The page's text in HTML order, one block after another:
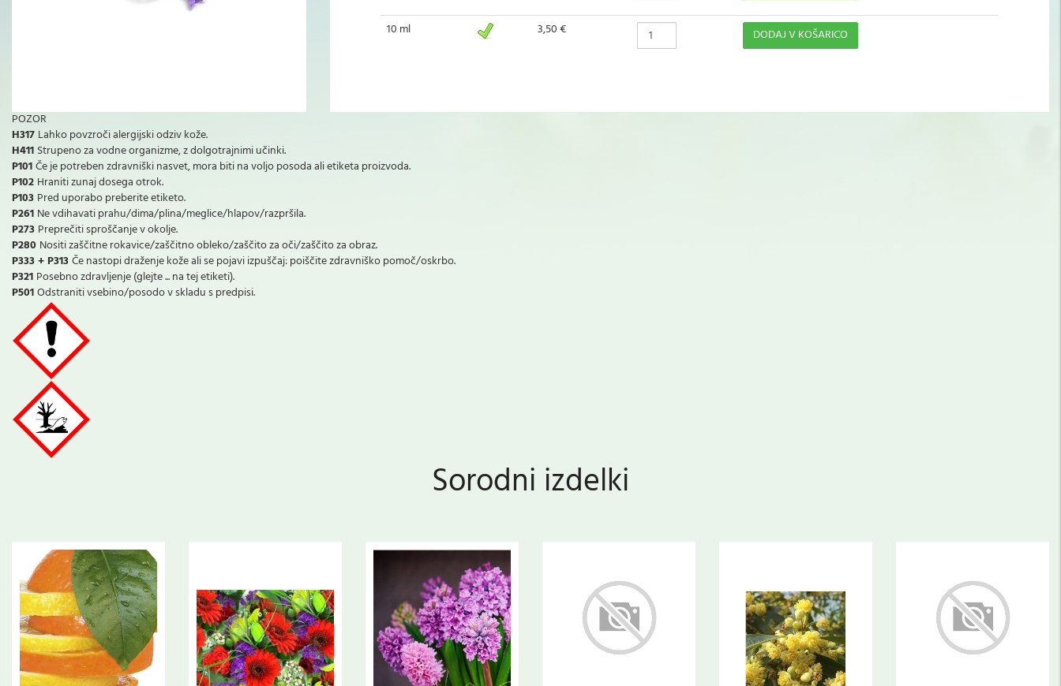
10 ml 3,50 € DODAJ V KOŠARICO
POZOR
H317 Lahko povzroči alergijski odziv kože.
H411 Strupeno za vodne organizme, z dolgotrajnimi učinki.
P101Če je potreben zdravniški nasvet, mora biti na voljo posoda ali etiketa proizvoda.
P102 Hraniti zunaj dosega otrok.
P103 Pred uporabo preberite etiketo.
P261 Ne vdihavati prahu/dima/plina/meglice/hlapov/razpršila.
P273 Preprečiti sproščanje v okolje.
P280 Nositi zaščitne rokavice/zaščitno obleko/zaščito za oči/zaščito za obraz.
P333 + P313Če nastopi draženje kože ali se pojavi izpuščaj: poiščite zdravniško pomoč/oskrbo.
P321 Posebno zdravljenje (glejte ... na tej etiketi).
P501Odstraniti vsebino/posodo v skladu s predpisi.
Sorodni izdelki